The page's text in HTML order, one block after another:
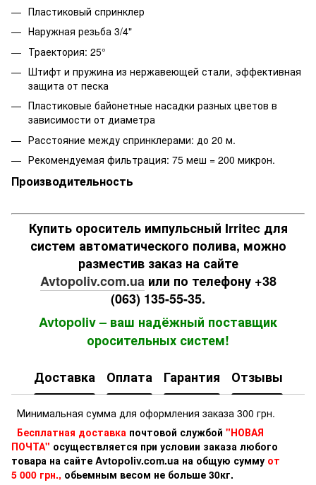
Пластиковый спринклер
Наружная резьба 3/4"
Траектория: 25°
Штифт и пружина из нержавеющей стали, эффективная
защита от песка
Пластиковые байонетные насадки разных цветов в
зависимости от диаметра
Расстояние между спринклерами: до 20 м.
Рекомендуемая фильтрация: 75 меш = 200 микрон.
Производительность
Купить ороситель импульсный Irritec для
систем автоматического полива, можно
разместив заказ на сайте
Avtopoliv.com.uaили по телефону +38
(063) 135-55-35.
Avtopoliv – ваш надёжный поставщик
оросительных систем!
Доставка Оплата Гарантия Отзывы
Минимальная сумма для оформления заказа 300 грн.
Бесплатная доставка почтовой службой "НОВАЯ
ПОЧТА" осуществляется при условии заказа любого
товара на сайте Avtopoliv.com.ua на общую сумму от
5 000 грн., обьемным весом не больше 30кг.